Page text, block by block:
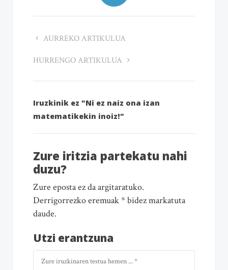
AURREKO ARTIKULUA
HURRENGO ARTIKULUA
Iruzkinik ez "Ni ez naiz ona izan
matematikekin inoiz!"
Zure iritzia partekatu nahi
duzu?
Zure eposta ez da argitaratuko.
Derrigorrezko eremuak * bidez markatuta
daude.
Utzi erantzuna